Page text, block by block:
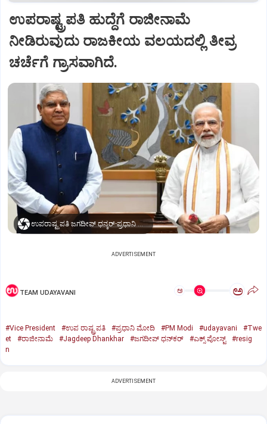
ಉಪರಾಷ್ಟ್ರಪತಿ ಹುದ್ದೆಗೆ ರಾಜೀನಾಮೆ
ನೀಡಿರುವುದು ರಾಜಕೀಯ ವಲಯದಲ್ಲಿ ತೀವ್ರ
ಚರ್ಚೆಗೆ ಗ್ರಾಸವಾಗಿದೆ.
ಉಪರಾಷ್ಟ್ರಪತಿ ಜಗದೀಪ್‌ ಧನ್ಕರ್-ಪ್ರಧಾನಿ ಮೋದಿ
ADVERTISEMENT
TEAM UDAYAVANI ಅ ಅ
#Vice President #ಉಪ ರಾಷ್ಟ್ರಪತಿ #ಪ್ರಧಾನಿ ಮೋದಿ #PM Modi #udayavani
#Twe
et
#ರಾಜೀನಾಮೆ #Jagdeep Dhankhar #ಜಗದೀಪ್‌ ಧನ್‌ಕರ್‌ #ಎಕ್ಸ್‌ ಪೋಸ್ಟ್
#resig
n
ADVERTISEMENT